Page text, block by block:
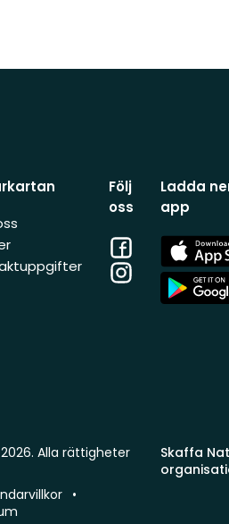
Följ
oss
Facebook
Instagram
Ladda
app
App
Store
App
Store
Skaffa
Alla rättigheter